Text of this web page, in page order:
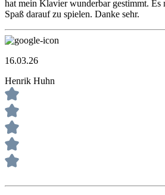
hat mein Klavier wunderbar gestimmt. Es
Spaß darauf zu spielen. Danke sehr.
16.03.26
Henrik Huhn